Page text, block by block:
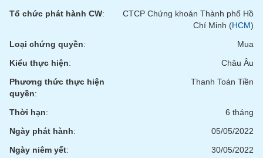
Tổ chức phát hành CW:
CTCP Chứng khoán Thành phố Hồ
Chí Minh (HCM)
Loại chứng quyền:
Mua
Kiểu thực hiện:
Châu Âu
Phương thức thực hiện
quyền:
Thanh Toán Tiền
Thời hạn:
6 tháng
Ngày phát hành:
05/05/2022
Ngày niêm yết:
30/05/2022
cáo
(-)
Thuật
ngữ
(-)
Dịch
(-)